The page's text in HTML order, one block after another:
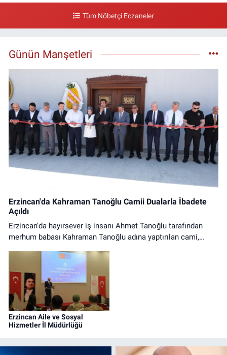
Tüm Nöbetçi Eczaneler
Günün Manşetleri
Erzincan'da Kahraman Tanoğlu Camii Dualarla İbadete
Açıldı
Erzincan'da hayırsever iş insanı Ahmet Tanoğlu tarafından
merhum babası Kahraman Tanoğlu adına yaptırılan cami,
Erzincan Aile ve Sosyal
Hizmetler İl Müdürlüğü